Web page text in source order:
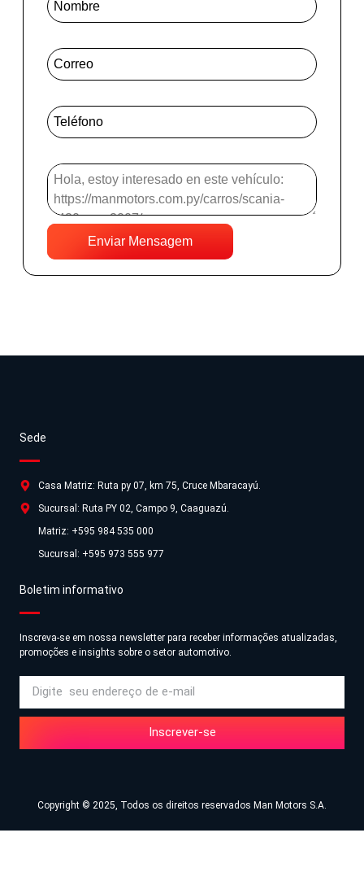
Enviar Mensagem
Sede
Casa Matriz: Ruta py 07, km 75, Cruce Mbaracayú.
Sucursal: Ruta PY 02, Campo 9, Caaguazú.
Matriz: +595 984 535 000
Sucursal: +595 973 555 977
Boletim informativo
Inscreva-se em nossa newsletter para receber informações atualizadas,
promoções e insights sobre o setor automotivo.
Inscrever-se
Copyright © 2025, Todos os direitos reservados Man Motors S.A.